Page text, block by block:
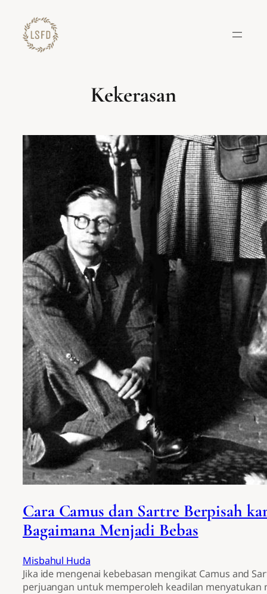
konten
Kekerasan
Cara Camus dan Sartre Berpisah
Bagaimana Menjadi Bebas
Misbahul Huda
Jika ide mengenai kebebasan mengikat Camus and
perjuangan untuk memperoleh keadilan menyatukan